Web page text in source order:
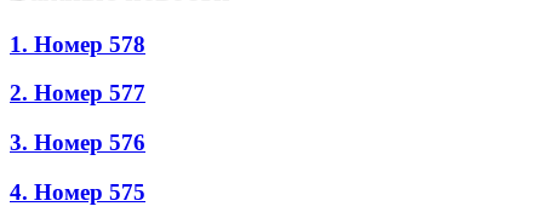
1. Номер 578
2. Номер 577
3. Номер 576
4. Номер 575